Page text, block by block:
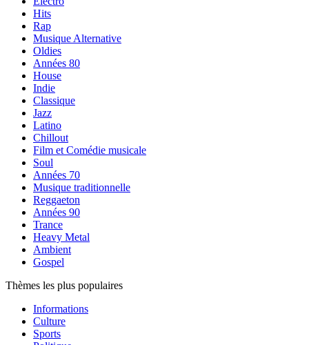
Hits
Rap
Musique Alternative
Oldies
Années 80
House
Indie
Classique
Jazz
Latino
Chillout
Film et Comédie musicale
Soul
Années 70
Musique traditionnelle
Reggaeton
Années 90
Trance
Heavy Metal
Ambient
Gospel
Thèmes les plus populaires
Informations
Culture
Sports